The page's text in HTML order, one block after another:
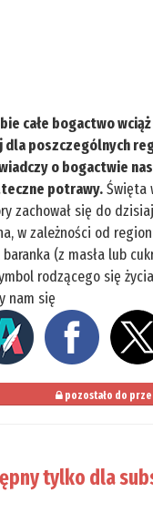
całe bogactwo
poszczególnych
o bogactwie
potrawy.Święta
zachował się do
w zależności od
(z masła lub
rodzącego się
nam się
pozostało do
tylko dla